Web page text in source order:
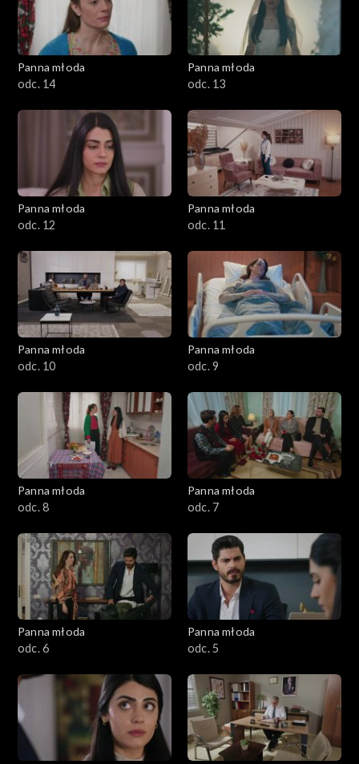
Panna młoda
odc. 14
Panna młoda
odc. 13
Panna młoda
odc. 12
Panna młoda
odc. 11
Panna młoda
odc. 10
Panna młoda
odc. 9
Panna młoda
odc. 8
Panna młoda
odc. 7
Panna młoda
odc. 6
Panna młoda
odc. 5